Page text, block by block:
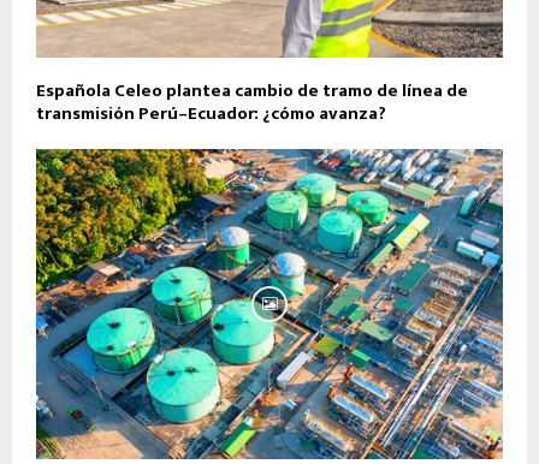
Española Celeo plantea cambio de tramo de línea de
transmisión Perú–Ecuador: ¿cómo avanza?